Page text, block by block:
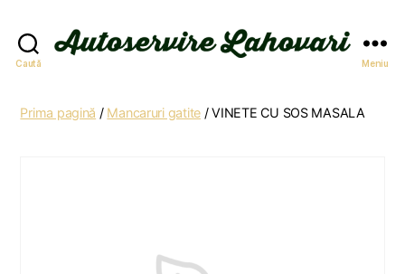
Caută Meniu
Prima pagină / Mancaruri gatite / VINETE CU SOS MASALA